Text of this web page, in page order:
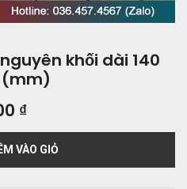
khối dài 140
(mm)
₫
VÀO GIỎ